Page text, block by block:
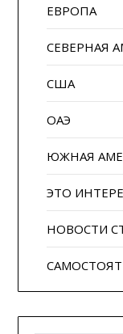
ЕВРОПА
СЕВЕРНАЯ
США
ОАЭ
ЮЖНАЯ
ЭТО
НОВОСТИ